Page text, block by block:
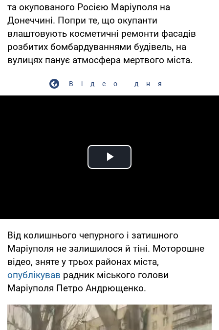
та окупованого Росією Маріуполя на
Донеччині. Попри те, що окупанти
влаштовують косметичні ремонти фасадів
розбитих бомбардуваннями будівель, на
вулицях панує атмосфера мертвого міста.
Відео дня
Play Video
Від колишнього чепурного і затишного
Маріуполя не залишилося й тіні. Моторошне
відео, зняте у трьох районах міста,
опублікував радник міського голови
Маріуполя Петро Андрющенко.